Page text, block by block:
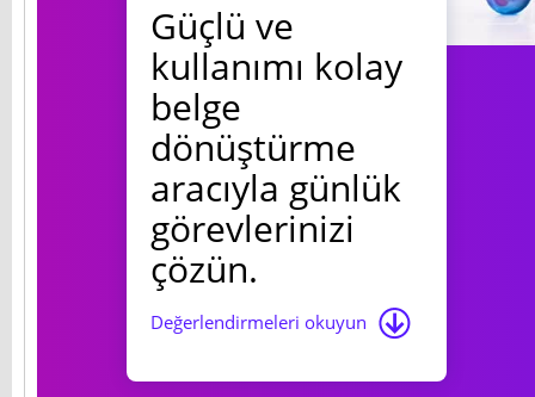
Güçlü ve
kullanımı kolay
belge
dönüştürme
aracıyla günlük
görevlerinizi
çözün.
Değerlendirmeleri okuyun